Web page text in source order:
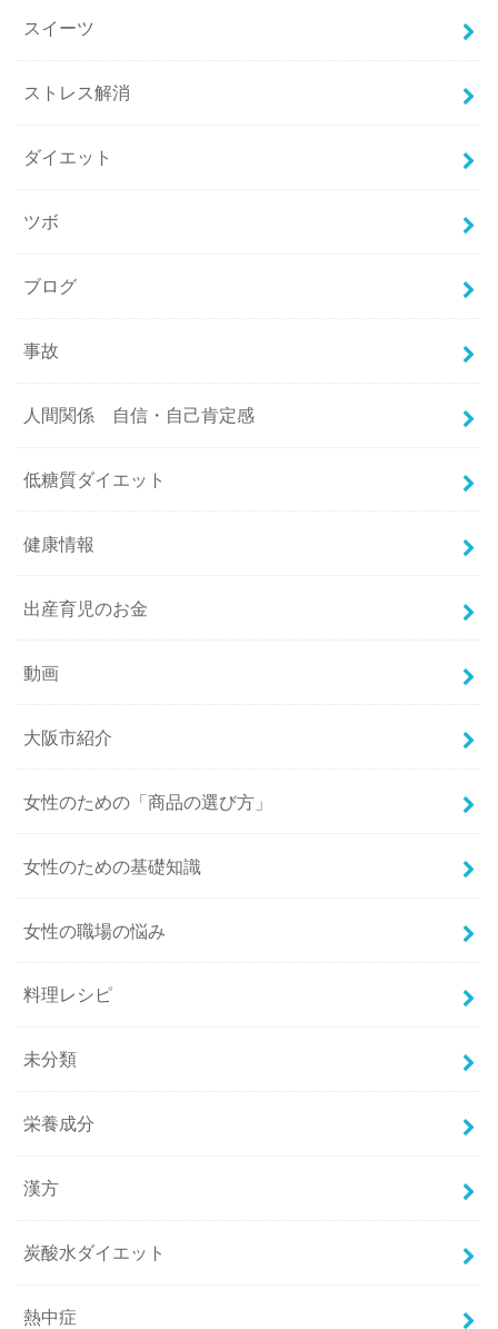
スイーツ
ストレス解消
ダイエット
ツボ
ブログ
事故
人間関係 自信・自己肯定感
低糖質ダイエット
健康情報
出産育児のお金
動画
大阪市紹介
女性のための「商品の選び方」
女性のための基礎知識
女性の職場の悩み
料理レシピ
未分類
栄養成分
漢方
炭酸水ダイエット
熱中症